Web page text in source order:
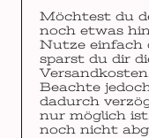
Möchtest du
noch etwas
Nutze einfach
sparst du dir
Beachte
dadurch
nur möglich
noch nicht